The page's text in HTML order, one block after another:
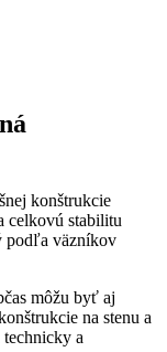
konštrukcie
celkovú stabilitu
podľa väzníkov
môžu byť aj
na stenu a
a